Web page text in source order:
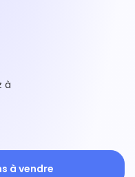
à
à vendre